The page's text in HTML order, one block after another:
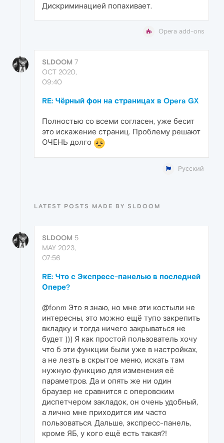
Дискриминацией попахивает.
Opera add-ons
SLDOOM 7
OCT 2020,
09:40
RE: Чёрный фон на страницах в Opera GX
Полностью со всеми согласен, уже бесит
это искажение страниц. Проблему решают
ОЧЕНЬ долго
Русский
LATEST POSTS MADE BY SLDOOM
SLDOOM 5
MAY 2023,
07:56
RE: Что с Экспресс-панелью в последней
Опере?
@fonm Это я знаю, но мне эти костыли не
интересны, это можно ещё тупо закрепить
вкладку и тогда ничего закрываться не
будет ))) Я как простой пользователь хочу
что б эти функции были уже в настройках,
а не лезть в скрытое меню, искать там
нужную функцию для изменения её
параметров. Да и опять же ни один
браузер не сравнится с оперовским
диспетчером закладок, он очень удобный,
а лично мне приходится им часто
пользоваться. Дальше, экспресс-панель,
кроме ЯБ, у кого ещё есть такая?!